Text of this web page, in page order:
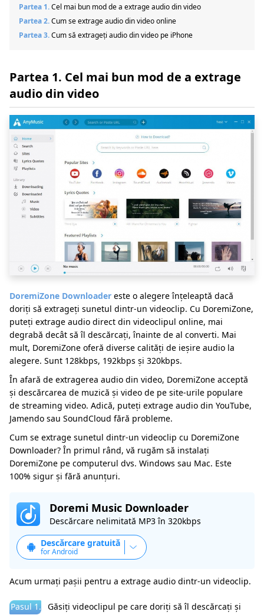
Partea 1.Cel mai bun mod de a extrage audio din video
Partea 2.Cum se extrage audio din video online
Partea 3.Cum să extrageți audio din video pe iPhone
Partea 1. Cel mai bun mod de a extrage
audio din video
DoremiZone Downloader este o alegere înțeleaptă dacă
doriți să extrageți sunetul dintr-un videoclip. Cu DoremiZone,
puteți extrage audio direct din videoclipul online, mai
degrabă decât să îl descărcați, înainte de al converti. Mai
mult, DoremiZone oferă diverse calități de ieșire audio la
alegere. Sunt 128kbps, 192kbps și 320kbps.
În afară de extragerea audio din video, DoremiZone acceptă
și descărcarea de muzică și video de pe site-urile populare
de streaming video. Adică, puteți extrage audio din YouTube,
Jamendo sau SoundCloud fără probleme.
Cum se extrage sunetul dintr-un videoclip cu DoremiZone
Downloader? În primul rând, vă rugăm să instalați
DoremiZone pe computerul dvs. Windows sau Mac. Este
100% sigur și fără anunțuri.
Doremi Music Downloader
Descărcare nelimitată MP3 în 320kbps
Descărcare gratuită
for Android
Acum urmați pașii pentru a extrage audio dintr-un videoclip.
Pasul 1.
Găsiți videoclipul pe care doriți să îl descărcați și